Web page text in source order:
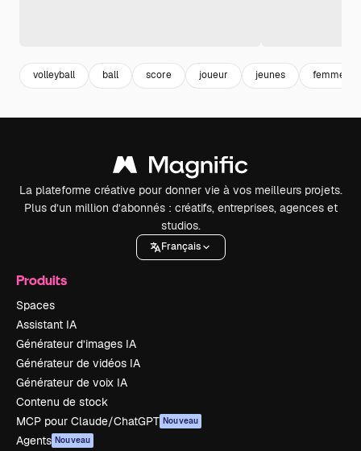
volleyball ball score joueur jeunes femme
La plateforme créative pour donner vie à vos meilleurs projets.
Plus d’un million d’abonnés : créatifs, entreprises, agences et
studios.
Français
Produits
Spaces
Assistant IA
Générateur d’images IA
Générateur de vidéos IA
Générateur de voix IA
Contenu de stock
MCP pour Claude/ChatGPT Nouveau
Agents Nouveau